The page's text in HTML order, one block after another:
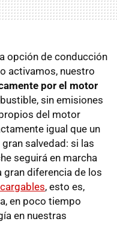
opción de conducción
activamos, nuestro
por el motor
sin emisiones
del motor
igual que un
salvedad: si las
seguirá en marcha
diferencia de los
, esto es,
en poco tiempo
en nuestras